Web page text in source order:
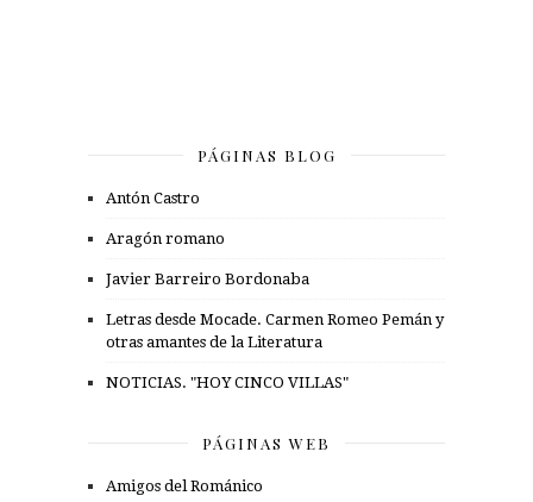
PÁGINAS BLOG
Antón Castro
Aragón romano
Javier Barreiro Bordonaba
Letras desde Mocade. Carmen Romeo Pemán y
otras amantes de la Literatura
NOTICIAS. "HOY CINCO VILLAS"
PÁGINAS WEB
Amigos del Románico